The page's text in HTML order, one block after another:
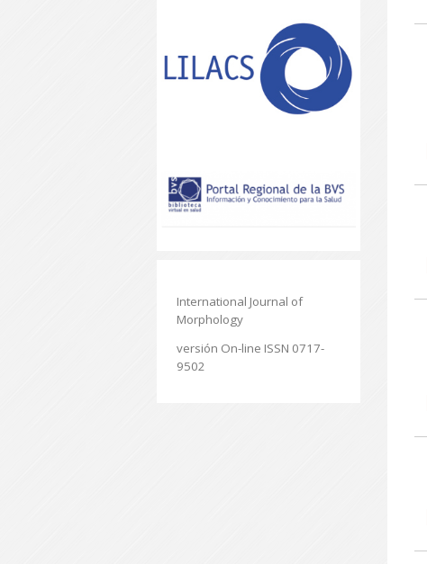
International Journal of
Morphology
versión On-line ISSN 0717-
9502